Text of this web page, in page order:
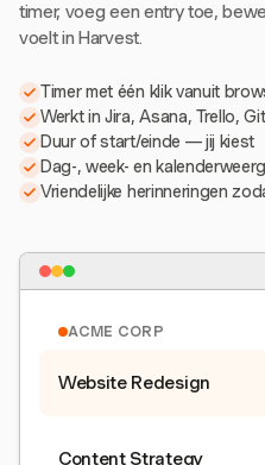
timer, voeg een entry toe,
voelt in Harvest.
Timer met één klik vanuit
Werkt in Jira, Asana, Trello,
Duur of start/einde — jij kiest
Dag-, week- en
Vriendelijke herinneringen
ACME CORP
Website Redesign
Content Strategy